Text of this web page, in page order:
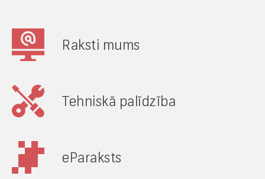
Raksti mums
Tehniskā palīdzība
eParaksts